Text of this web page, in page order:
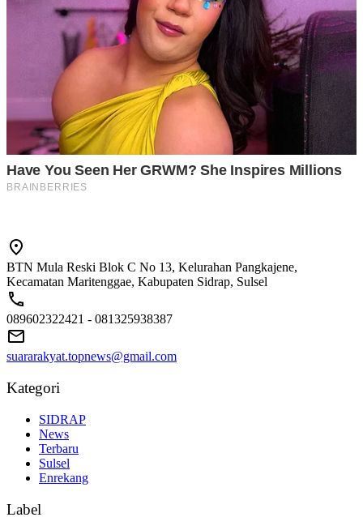
BTN Mula Reski Blok C No 13, Kelurahan Pangkajene,
Kecamatan Maritenggae, Kabupaten Sidrap, Sulsel
089602322421 - 081325938387
suararakyat.topnews@gmail.com
Kategori
SIDRAP
News
Terbaru
Sulsel
Enrekang
Label